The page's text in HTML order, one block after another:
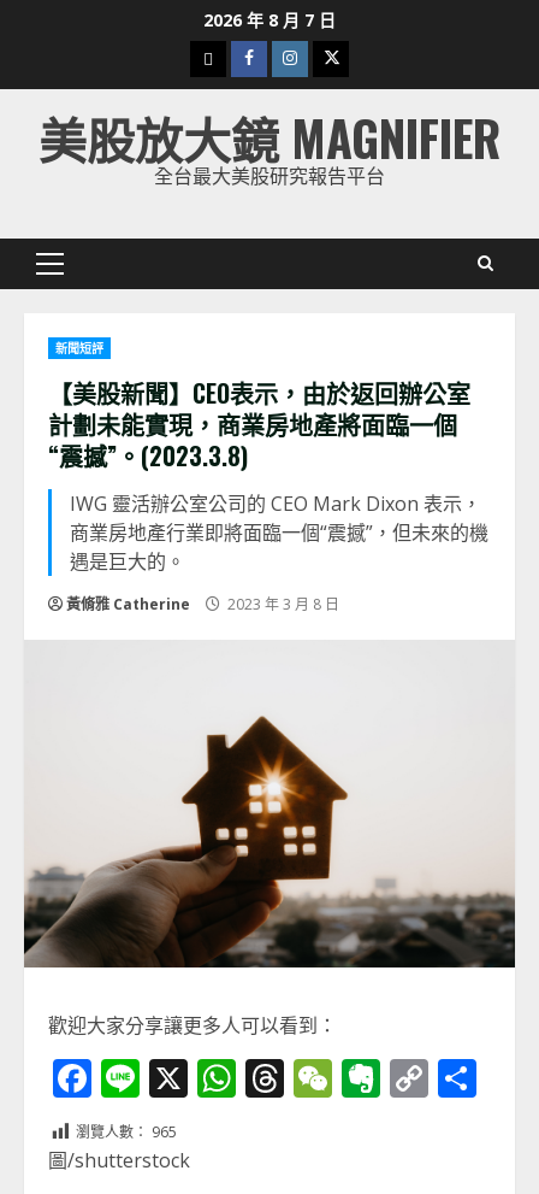
2026 年 8 月 7 日
下
載
美
股
Facebook
Instagram
Twitter
美股放大鏡 MAGNIFIER
全台最大美股研究報告平台
Primary
新聞短評
【美股新聞】CEO表示，由於返回辦公室
計劃未能實現，商業房地產將面臨一個
“震撼”。(2023.3.8)
IWG 靈活辦公室公司的 CEO Mark Dixon 表示，
商業房地產行業即將面臨一個“震撼”，但未來的機
遇是巨大的。
黃脩雅 Catherine 2023 年 3 月 8 日
歡迎大家分享讓更多人可以看到：
Facebook
Line
X WhatsApp
Threads
WeChat
Evernote
Copy
瀏覽人數： 965
圖/shutterstock